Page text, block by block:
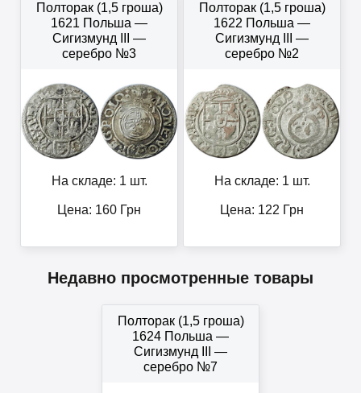
Полторак (1,5 гроша)
1621 Польша —
Сигизмунд III —
серебро №3
На складе: 1 шт.
Цена: 160 Грн
Полторак (1,5 гроша)
1622 Польша —
Сигизмунд III —
серебро №2
На складе: 1 шт.
Цена: 122 Грн
Недавно просмотренные товары
Полторак (1,5 гроша)
1624 Польша —
Сигизмунд III —
серебро №7